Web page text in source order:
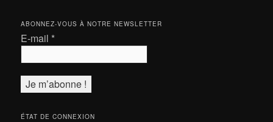
ABONNEZ-VOUS À NOTRE NEWSLETTER
E-mail *
ÉTAT DE CONNEXION